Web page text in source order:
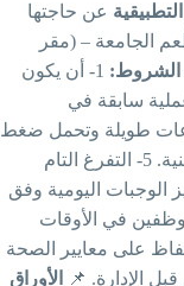
عن حاجتها
الجامعة – (مقر
الشروط:
1- أن يكون
أخ وأخت). 2- خبرة عملية سابقة في
لساعات طويلة وتحمل ضغط
العمل. 4- الالتزام بمعايير النظافة والصحة المهنية. 5- التفرغ التام
الوجبات اليومية وفق
والموظفين في الأوقات
على معايير الصحة
الأوراق